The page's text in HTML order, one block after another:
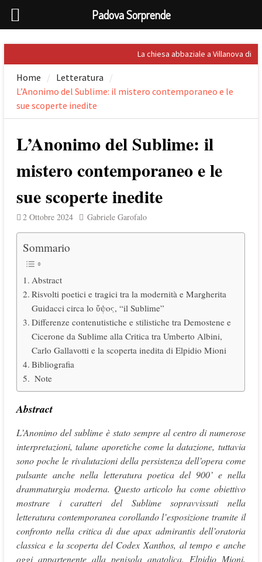
to
content
La chiesa abbaziale a Villanova di
San Bonifacio
nel Palladio
Giuseppe Barbieri e Niccolò
Tommaseo i due grandi letterati
che celebrarono Torreglia (PD)
Home
Letteratura
L’Anonimo del Sublime: il mistero contemporaneo e le
sue scoperte inedite
L’Anonimo del Sublime: il
mistero contemporaneo e le
sue scoperte inedite
2 Ottobre 2024 Gabriele Garofalo
Sommario
Abstract
Risvolti poetici e tragici tra la modernità e Margherita
Guidacci circa lo ὕψος, “il Sublime”
Differenze contenutistiche e stilistiche tra Demostene e
Cicerone da Sublime alla Critica tra Umberto Albini,
Carlo Gallavotti e la scoperta inedita di Elpidio Mioni
Bibliografia
Note
Abstract
L’Anonimo del sublime è stato sempre al centro di numerose
interpretazioni, talune aporetiche come la datazione, tuttavia
sono poche le rivalutazioni della persistenza dell’opera come
pulsante anche nella letteratura poetica del 900’ e nella
drammaturgia moderna. Questo articolo ha come obiettivo
mostrare i caratteri del Sublime sopravvissuti nella
letteratura contemporanea corollando l’esposizione tramite il
confronto nella critica di due apax admirantis dell’oratoria
classica e la scoperta del Codex Xanthos, al tempo e anche
oggi appartenente alla penisola anatolica. Elpidio Mioni,
Padova Sorprende